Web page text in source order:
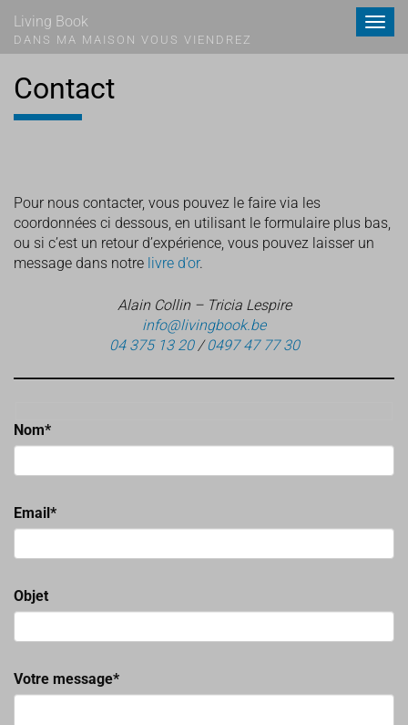
Toggle
Living Book
DANS MA MAISON VOUS VIENDREZ
Contact
Pour nous contacter, vous pouvez le faire via les
coordonnées ci dessous, en utilisant le formulaire plus bas,
ou si c’est un retour d’expérience, vous pouvez laisser un
message dans notre livre d’or.
Alain Collin – Tricia Lespire
info@livingbook.be
04 375 13 20/ 0497 47 77 30
Nom*
Email*
Objet
Votre message*